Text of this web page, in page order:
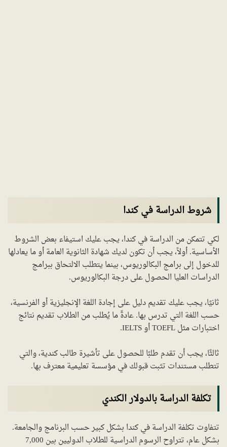
شروط الدراسة في كندا
لكي تتمكن من الدراسة في كندا، يجب عليك استيفاء بعض الشروط
الأساسية. أولاً، يجب أن تكون لديك شهادة الثانوية العامة أو ما يعادلها
للدخول إلى برامج البكالوريوس، بينما يتطلب الالتحاق ببرامج
الدراسات العليا الحصول على درجة البكالوريوس.
ثانيًا، يجب عليك تقديم دليل على إجادة اللغة الإنجليزية أو الفرنسية،
حسب اللغة التي تدرس بها. عادةً ما يُطلب من الطلاب تقديم نتائج
اختبارات مثل TOEFL أو IELTS.
ثالثًا، يجب أن تقدم طلبًا للحصول على تأشيرة طالب كندية، والتي
تتطلب مستندات تثبت قبولك في مؤسسة تعليمية معترف بها.
تكلفة الدراسة بالدولار الكندي
تتفاوت تكلفة الدراسة في كندا بشكل كبير حسب البرنامج والجامعة.
بشكل عام، تتراوح الرسوم الدراسية للطلاب الدوليين بين 7,000